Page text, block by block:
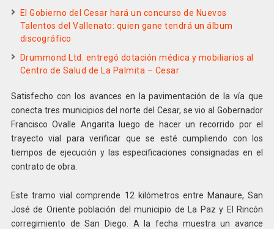
El Gobierno del Cesar hará un concurso de Nuevos
Talentos del Vallenato: quien gane tendrá un álbum
discográfico
Drummond Ltd. entregó dotación médica y mobiliarios al
Centro de Salud de La Palmita – Cesar
Satisfecho con los avances en la pavimentación de la vía que
conecta tres municipios del norte del Cesar, se vio al Gobernador
Francisco Ovalle Angarita luego de hacer un recorrido por el
trayecto vial para verificar que se esté cumpliendo con los
tiempos de ejecución y las especificaciones consignadas en el
contrato de obra.
Este tramo vial comprende 12 kilómetros entre Manaure, San
José de Oriente población del municipio de La Paz y El Rincón
corregimiento de San Diego. A la fecha muestra un avance